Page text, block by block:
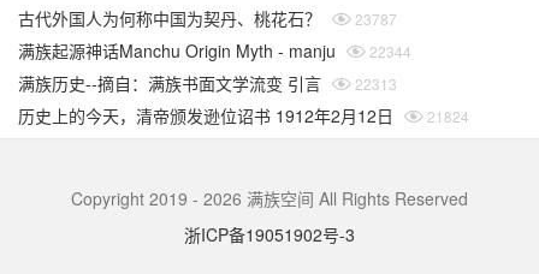
古代外国人为何称中国为契丹、桃花石？ 23787
满族起源神话Manchu Origin Myth - manju 22344
满族历史--摘自：满族书面文学流变 引言 22313
历史上的今天，清帝颁发逊位诏书 1912年2月12日 21824
Copyright 2019 - 2026 满族空间 All Rights Reserved
浙ICP备19051902号-3